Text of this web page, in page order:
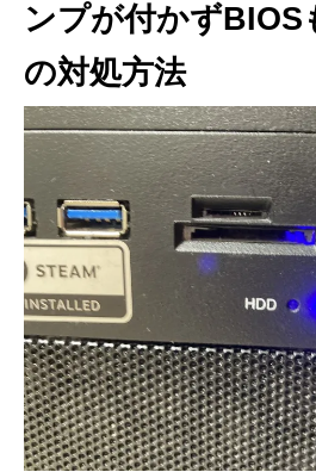
ンプが付かずBIOS
の対処方法